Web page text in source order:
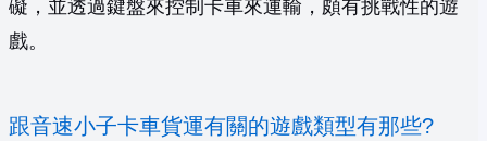
礙，並透過鍵盤來控制卡車來運輸，頗有挑戰性的遊
戲。
跟音速小子卡車貨運有關的遊戲類型有那些?